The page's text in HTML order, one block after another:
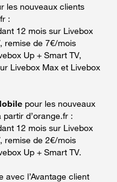
les nouveaux clients
:
12 mois sur Livebox
remise de 7€/mois
Up + Smart TV,
Livebox Max et Livebox
pour les nouveaux
d’orange.fr :
12 mois sur Livebox
remise de 2€/mois
Up + Smart TV.
avec l’Avantage client